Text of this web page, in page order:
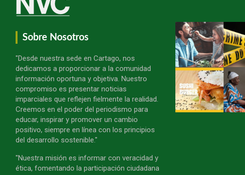
Sobre Nosotros
"Desde nuestra sede en Cartago, nos
dedicamos a proporcionar a la comunidad
información oportuna y objetiva. Nuestro
compromiso es presentar noticias
imparciales que reflejen fielmente la realidad.
Creemos en el poder del periodismo para
educar, inspirar y promover un cambio
positivo, siempre en línea con los principios
del desarrollo sostenible."
"Nuestra misión es informar con veracidad y
ética, fomentando la participación ciudadana